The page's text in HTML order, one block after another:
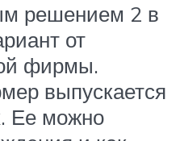
решением 2 в
от
фирмы.
выпускается
Ее можно